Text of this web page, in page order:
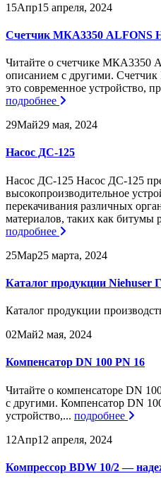
15Апр15 апреля, 2024
Счетчик МКА3350 ALFONS
Читайте о счетчике МКА3350
описанием с другими.
это современное устройство,
подробнее
29Май29 мая, 2024
Насос ДС-125
Насос ДС-125 Насос ДС-125
высокопроизводительное
перекачивания различных
материалов, таких как битумы
подробнее
25Мар25 марта, 2024
Каталог продукции Niehuser
Каталог продукции
02Май2 мая, 2024
Компенсатор DN 100 PN 16
Читайте о компенсаторе DN
с другими. Компенсатор DN
устройство,... подробнее
12Апр12 апреля, 2024
Компрессор BDW 10/2 —